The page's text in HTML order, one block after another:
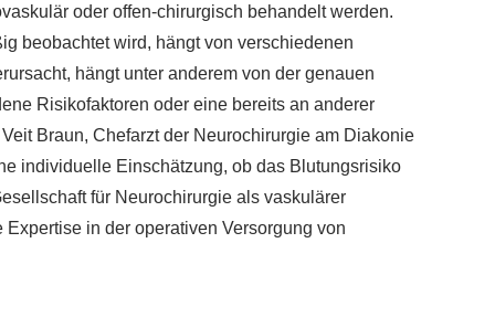
oder offen-chirurgisch behandelt werden.
beobachtet wird, hängt von verschiedenen
hängt unter anderem von der genauen
Risikofaktoren oder eine bereits an anderer
Braun, Chefarzt der Neurochirurgie am Diakonie
individuelle Einschätzung, ob das Blutungsrisiko
für Neurochirurgie als vaskulärer
in der operativen Versorgung von